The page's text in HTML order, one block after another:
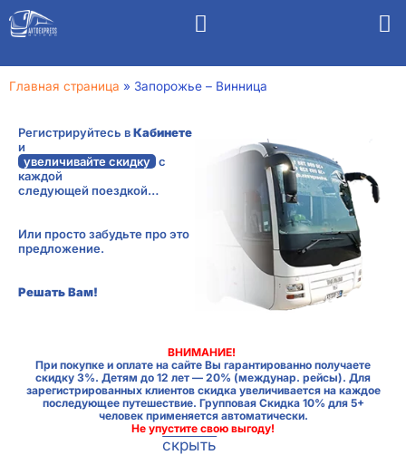
Главная страница » Запорожье – Винница
Регистрируйтесь вКабинете
и
увеличивайте скидкус
каждой
следующей поездкой…
Или просто забудьте про это
предложение.
Решать Вам!
ВНИМАНИЕ!
При покупке и оплате на сайте Вы гарантированно получаете
скидку 3%. Детям до 12 лет — 20% (междунар. рейсы). Для
зарегистрированных клиентов скидка увеличивается на каждое
последующее путешествие. Групповая Скидка 10% для 5+
человек применяется автоматически.
Не упустите свою выгоду!
скрыть